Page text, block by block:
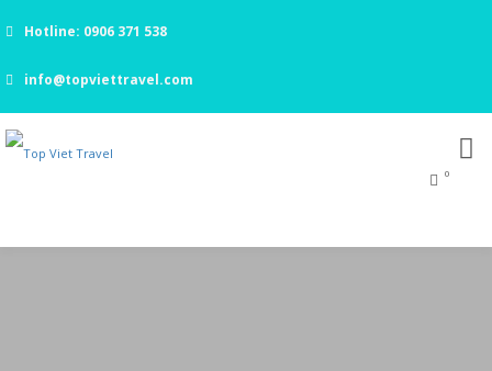
Hotline: 0906 371 538
info@topviettravel.com
0